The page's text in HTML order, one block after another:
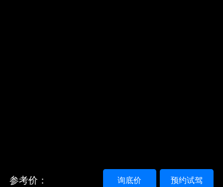
参考价： 预约试驾
询底价